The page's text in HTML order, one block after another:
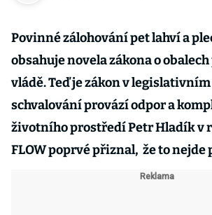
Povinné zálohování pet lahví a
obsahuje novela zákona o
vládě. Teď je zákon v
schvalování provází odpor a
životního prostředí Petr Hladík v
FLOW poprvé přiznal, že to nejde